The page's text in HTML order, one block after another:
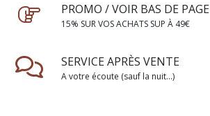
PROMO / VOIR BAS DE PAGE
15% SUR VOS ACHATS SUP À 49€
SERVICE APRÈS VENTE
A votre écoute (sauf la nuit...)